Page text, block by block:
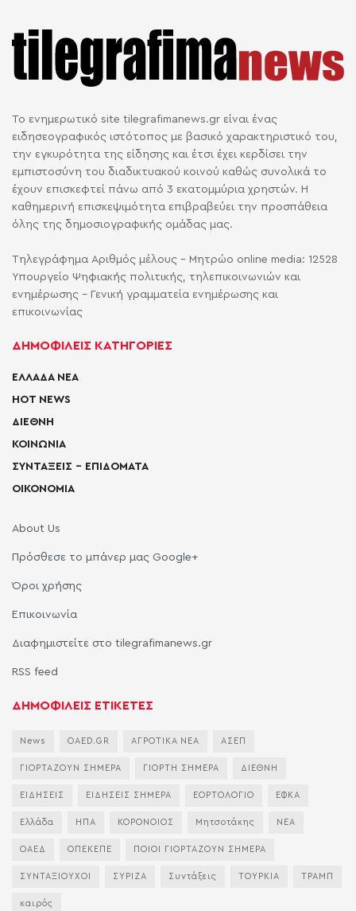
Το ενημερωτικό site tilegrafimanews.gr είναι ένας
ειδησεογραφικός ιστότοπος με βασικό χαρακτηριστικό του,
την εγκυρότητα της είδησης και έτσι έχει κερδίσει την
εμπιστοσύνη του διαδικτυακού κοινού καθώς συνολικά το
έχουν επισκεφτεί πάνω από 3 εκατομμύρια χρηστών. Η
καθημερινή επισκεψιμότητα επιβραβεύει την προσπάθεια
όλης της δημοσιογραφικής ομάδας μας.
Τηλεγράφημα Αριθμός μέλους - Μητρώο online media: 12528
Υπουργείο Ψηφιακής πολιτικής, τηλεπικοινωνιών και
ενημέρωσης - Γενική γραμματεία ενημέρωσης και
επικοινωνίας
ΔΗΜΟΦΙΛΕΙΣ ΚΑΤΗΓΟΡΙΕΣ
ΕΛΛΑΔΑ ΝΕΑ
HOT NEWS
ΔΙΕΘΝΗ
ΚΟΙΝΩΝΙΑ
ΣΥΝΤΑΞΕΙΣ – ΕΠΙΔΟΜΑΤΑ
ΟΙΚΟΝΟΜΙΑ
About Us
Πρόσθεσε το μπάνερ μας Google+
Όροι χρήσης
Επικοινωνία
Διαφημιστείτε στο tilegrafimanews.gr
RSS feed
ΔΗΜΟΦΙΛΕΙΣ ΕΤΙΚΕΤΕΣ
News OAED.GR ΑΓΡΟΤΙΚΑ ΝΕΑ ΑΣΕΠ
ΓΙΟΡΤΑΖΟΥΝ ΣΗΜΕΡΑ ΓΙΟΡΤΗ ΣΗΜΕΡΑ ΔΙΕΘΝΗ
ΕΙΔΗΣΕΙΣ ΕΙΔΗΣΕΙΣ ΣΗΜΕΡΑ ΕΟΡΤΟΛΟΓΙΟ ΕΦΚΑ
Ελλάδα ΗΠΑ ΚΟΡΟΝΟΙΟΣ Μητσοτάκης ΝΕΑ
ΟΑΕΔ ΟΠΕΚΕΠΕ ΠΟΙΟΙ ΓΙΟΡΤΑΖΟΥΝ ΣΗΜΕΡΑ
ΣΥΝΤΑΞΙΟΥΧΟΙ ΣΥΡΙΖΑ Συντάξεις ΤΟΥΡΚΙΑ ΤΡΑΜΠ
καιρός